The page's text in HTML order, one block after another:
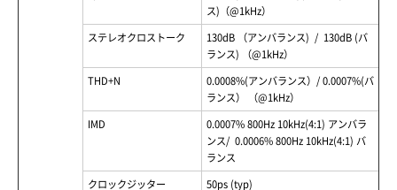
ス)（@1kHz）
ステレオクロストーク
130dB （アンバランス) / 130dB (バ
ランス) （@1kHz）
THD+N
0.0008%(アンバランス）/ 0.0007%(バ
ランス） （@1kHz）
IMD
0.0007% 800Hz 10kHz(4:1) アンバラ
ンス/ 0.0006% 800Hz 10kHz(4:1) バ
ランス
クロックジッター 50ps (typ)